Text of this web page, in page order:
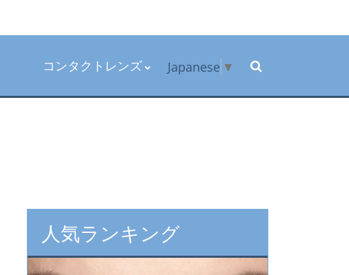
コンタクトレンズ Japanese ▼
人気ランキング